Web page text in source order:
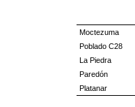
Moctezuma
Poblado C28
La Piedra
Paredón
Platanar